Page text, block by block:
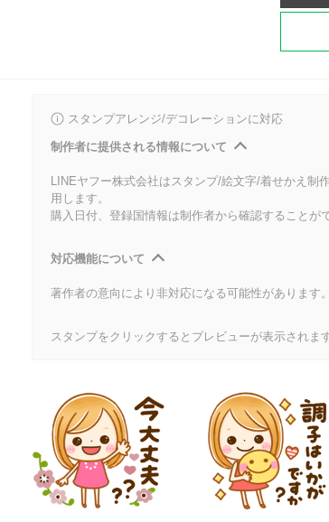
スタンプアレンジ/デコレーションに対応
制作者に提供される情報について
LINEヤフー株式会社はスタンプ/絵文字/着せかえ制
用します。
購入日付、登録国情報は制作者から確認すること
対応機能について
著作者の意向により非対応になる可能性があります
スタンプをクリックするとプレビューが表示されます